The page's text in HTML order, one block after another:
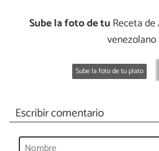
Sube la foto de tu Receta
venezolano
Sube la foto de tu plato
Escribir comentario